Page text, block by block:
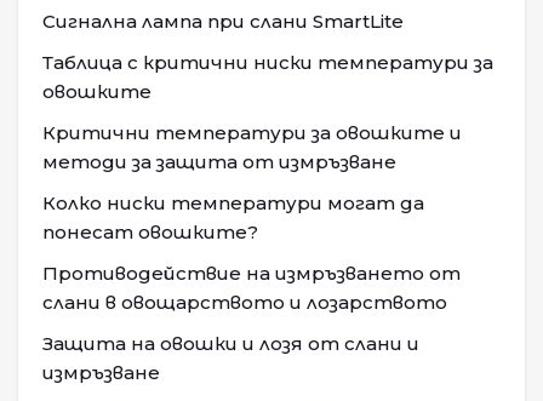
Сигнална лампа при слани SmartLite
Таблица с критични ниски температури за
овошките
Критични температури за овошките и
методи за защита от измръзване
Колко ниски температури могат да
понесат овошките?
Противодействие на измръзването от
слани в овощарството и лозарството
Защита на овошки и лозя от слани и
измръзване